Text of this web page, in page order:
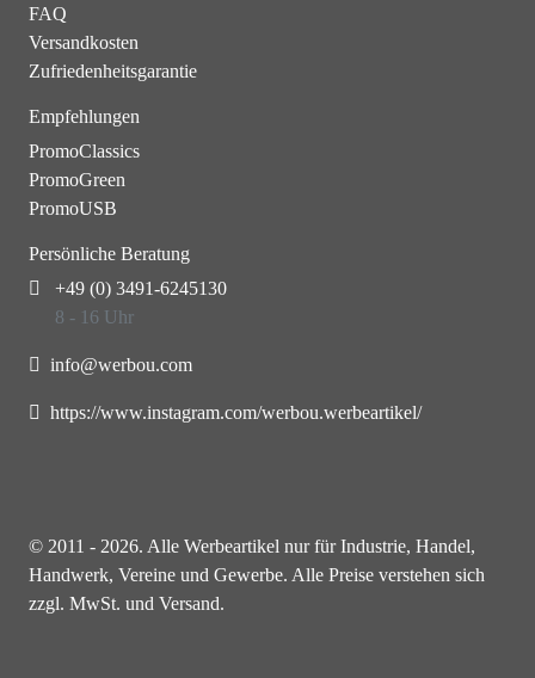
FAQ
Versandkosten
Zufriedenheitsgarantie
Empfehlungen
PromoClassics
PromoGreen
PromoUSB
Persönliche Beratung
+49 (0) 3491-6245130
8 - 16 Uhr
info@werbou.com
https://www.instagram.com/werbou.werbeartikel/
© 2011 - 2026. Alle Werbeartikel nur für Industrie, Handel,
Handwerk, Vereine und Gewerbe. Alle Preise verstehen sich
zzgl. MwSt. und Versand.